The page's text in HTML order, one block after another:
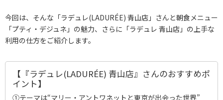
今回は、そんな「ラデュレ(LADURÉE) 青山店」さんと朝食メニュー
「プティ・デジュネ」の魅力、さらに「ラデュレ 青山店」の上手な
利用の仕方をご紹介します。
【『ラデュレ(LADURÉE) 青山店』さんのおすすめポ
イント】
①テーマは“マリー・アントワネットと東京が出会った世界”